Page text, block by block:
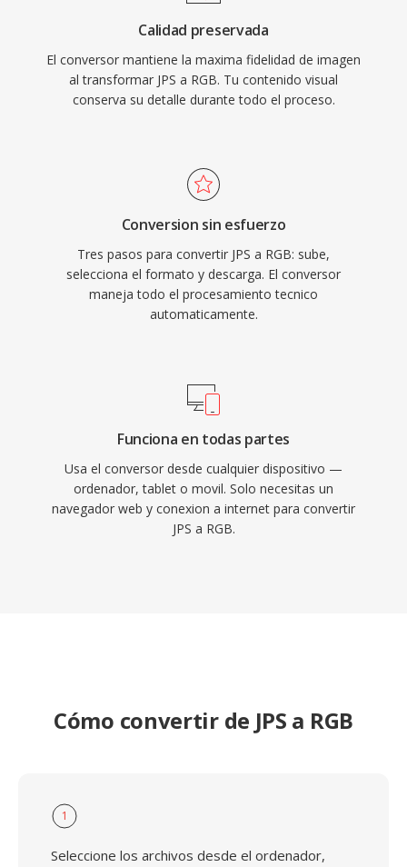
Calidad preservada
El conversor mantiene la maxima fidelidad de imagen
al transformar JPS a RGB. Tu contenido visual
conserva su detalle durante todo el proceso.
Conversion sin esfuerzo
Tres pasos para convertir JPS a RGB: sube,
selecciona el formato y descarga. El conversor
maneja todo el procesamiento tecnico
automaticamente.
Funciona en todas partes
Usa el conversor desde cualquier dispositivo —
ordenador, tablet o movil. Solo necesitas un
navegador web y conexion a internet para convertir
JPS a RGB.
Cómo convertir de JPS a RGB
1
Seleccione los archivos desde el ordenador,